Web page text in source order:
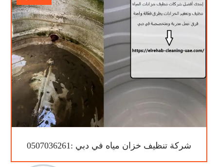
شركة تنظيف خزان مياه في دبي :0507036261